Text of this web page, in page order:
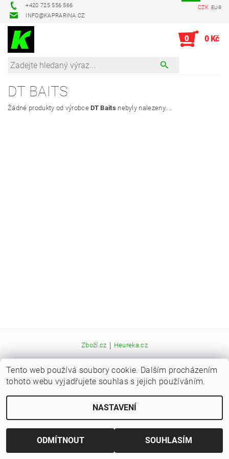
+420 725 556 566
INFO@KAPRARINA.CZ
CZK EUR
0 0 Kč
DT BAITS
Žádné produkty od výrobceDT Baits nebyly nalezeny....
Zboží.cz | Heureka.cz
2026 © Kaprařina.cz, všechna práva vyhrazena Upravit nastavení cookies
Vytvořil Shoptet
Tento web používá soubory cookie. Dalším procházením
tohoto webu vyjadřujete souhlas s jejich používáním.
NASTAVENÍ
ODMÍTNOUT SOUHLASÍM